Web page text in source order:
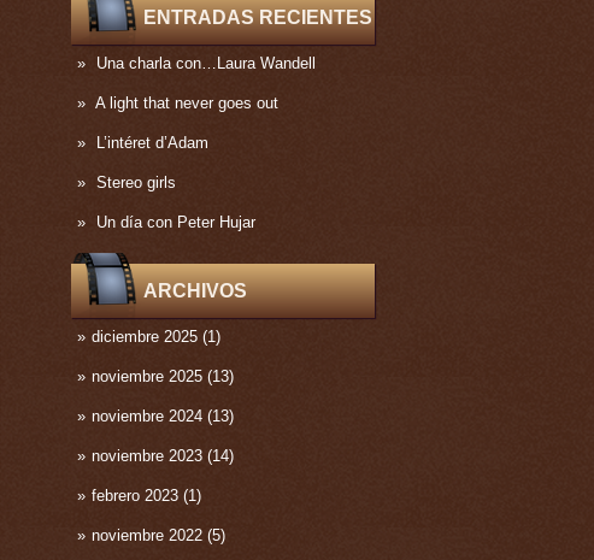
ENTRADAS RECIENTES
Una charla con…Laura Wandell
A light that never goes out
L’intéret d’Adam
Stereo girls
Un día con Peter Hujar
ARCHIVOS
diciembre 2025 (1)
noviembre 2025 (13)
noviembre 2024 (13)
noviembre 2023 (14)
febrero 2023 (1)
noviembre 2022 (5)